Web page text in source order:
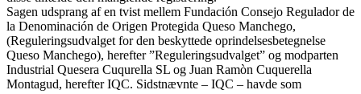
Sagen udsprang af en tvist mellem Fundación Consejo Regulador de
la Denominación de Origen Protegida Queso Manchego,
(Reguleringsudvalget for den beskyttede oprindelsesbetegnelse
Queso Manchego), herefter ”Reguleringsudvalget” og modparten
Industrial Quesera Cuqurella SL og Juan Ramòn Cuquerella
Montagud, herefter IQC. Sidstnævnte – IQC – havde som